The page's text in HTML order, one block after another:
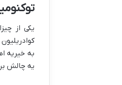
به خیریه
یه چالش